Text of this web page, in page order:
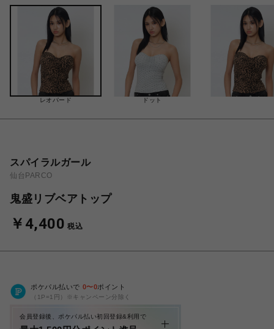
レオパード ドット
スパイラルガール
仙台PARCO
鬼盛リブベアトップ
￥4,400 税込
ポケパル払いで 0〜0ポイント
（1P=1円）※キャンペーン分除く
会員登録後、ポケパル払い初回登録&利用で